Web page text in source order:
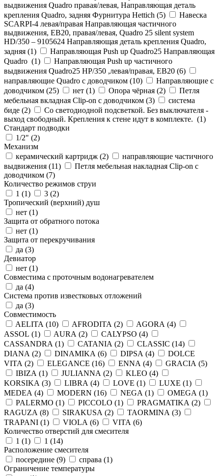
выдвижения Quadro правая/левая, Направляющая деталь
крепления Quadro, задняя Фурнитура Hettich (5)
Навеска
SCARPI-4 левая/правая Направляющая частичного
выдвижения, ЕВ20, правая/левая, Quadro 25 silent system
HD/350 – 9105624 Направляющая деталь крепления Quadro,
задняя (1)
Направляющая Push up Quadro25 Направляющая
Quadro (1)
Направляющая Push up частичного
выдвижения Quadro25 НР/350 ,левая/правая, ЕВ20 (6)
направляющие Quadro с доводчиком (10)
Направляющие с
доводчиком (25) нет (1) Опора чёрная (2)
Петля
мебельная вкладная Clip-on с доводчиком (3)
система
биде (2)
Со светодиодной подсветкой. Без выключателя -
выход свободный. Крепления к стене идут в комплекте. (1)
Стандарт подводки
1/2" (2)
Механизм
керамический картридж (2)
направляющие частичного
выдвижения (11)
Петля мебельная накладная Clip-on с
доводчиком (7)
Количество режимов струи
1 (1) 3 (2)
Тропический (верхний) душ
нет (1)
Защита от обратного потока
нет (1)
Защита от перекручивания
да (3)
Девиатор
нет (1)
Совместима с проточным водонагревателем
да (4)
Система против известковых отложений
да (3)
Совместимость
AELITA (10) AFRODITA (2) AGORA (4)
ASSOL (1) AURA (2) CALYPSO (4)
CASSANDRA (1) CATANIA (2) CLASSIC (14)
DIANA (2) DINAMIKA (6) DIPSA (4)
DOLCE
VITA (2) ELEGANCE (16) ENNA (4) GRACIA (5)
IBIZA (1) JULIANNA (2) KLEO (4)
KORSIKA (3) LIBRA (4) LOVE (1) LUXE (1)
MEDEA (4) MODERN (16) NEGA (1) OMEGA (1)
PALERMO (1) PICCOLO (1) PRAGMATIKA (2)
RAGUZA (8) SIRAKUSA (2) TAORMINA (3)
TRAPANI (1) VIOLA (6) VITA (6)
Количество отверстий для смесителя
1 (1) 1 (14)
Расположение смесителя
посередине (9) справа (1)
Ограничение температуры